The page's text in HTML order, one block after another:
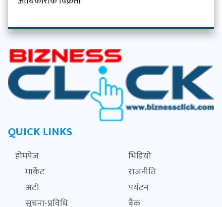
QUICK LINKS
होमपेज
भिडियो
मार्केट
राजनीति
अटो
पर्यटन
सूचना-प्रविधि
बैंक